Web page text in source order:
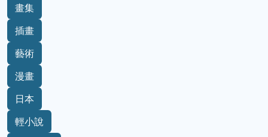
畫集
插畫
藝術
漫畫
日本
輕小說